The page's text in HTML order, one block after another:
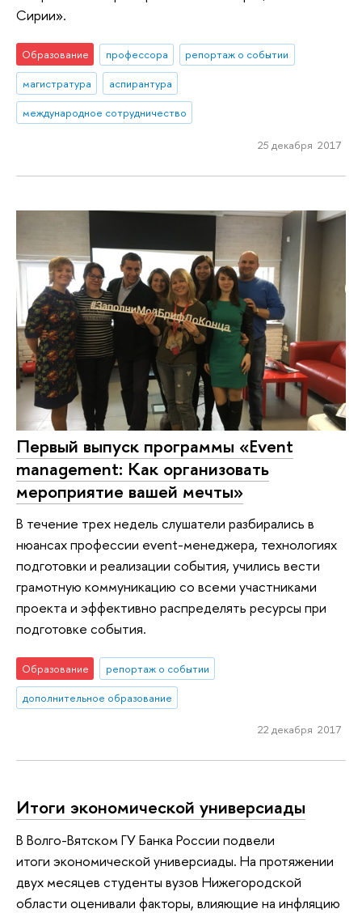
Сирии».
Образование профессора
репортаж о событии
магистратура
аспирантура
международное сотрудничество
25 декабря 2017
Первый выпуск программы «Event
management: Как организовать
мероприятие вашей мечты»
В течение трех недель слушатели разбирались в
нюансах профессии event-менеджера, технологиях
подготовки и реализации события, учились вести
грамотную коммуникацию со всеми участниками
проекта и эффективно распределять ресурсы при
подготовке события.
Образование
репортаж о событии
дополнительное образование
22 декабря 2017
Итоги экономической универсиады
В Волго-Вятском ГУ Банка России подвели
итоги экономической универсиады. На протяжении
двух месяцев студенты вузов Нижегородской
области оценивали факторы, влияющие на инфляцию